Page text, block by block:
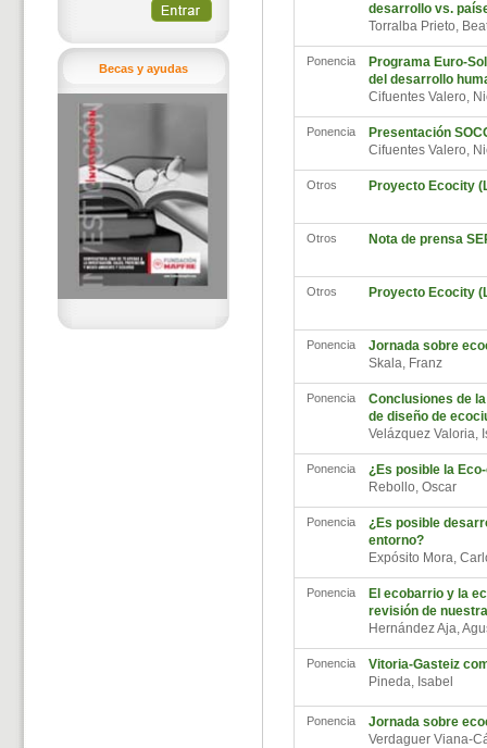
Becas y ayudas
desarrollo vs.
Torralba Prieto,
Ponencia
Programa Euro-
del desarrollo
Cifuentes Valero,
Ponencia
Presentación
Cifuentes Valero,
Otros Proyecto Ecocity
Otros Nota de prensa
Otros Proyecto Ecocity
Ponencia
Jornada sobre
Skala, Franz
Ponencia
Conclusiones de
de diseño de
Velázquez Valoria,
Ponencia
¿Es posible la
Rebollo, Oscar
Ponencia
¿Es posible
entorno?
Expósito Mora,
Ponencia
El ecobarrio y la
revisión de
Hernández Aja,
Ponencia
Vitoria-Gasteiz
Pineda, Isabel
Ponencia
Jornada sobre
Verdaguer Viana-